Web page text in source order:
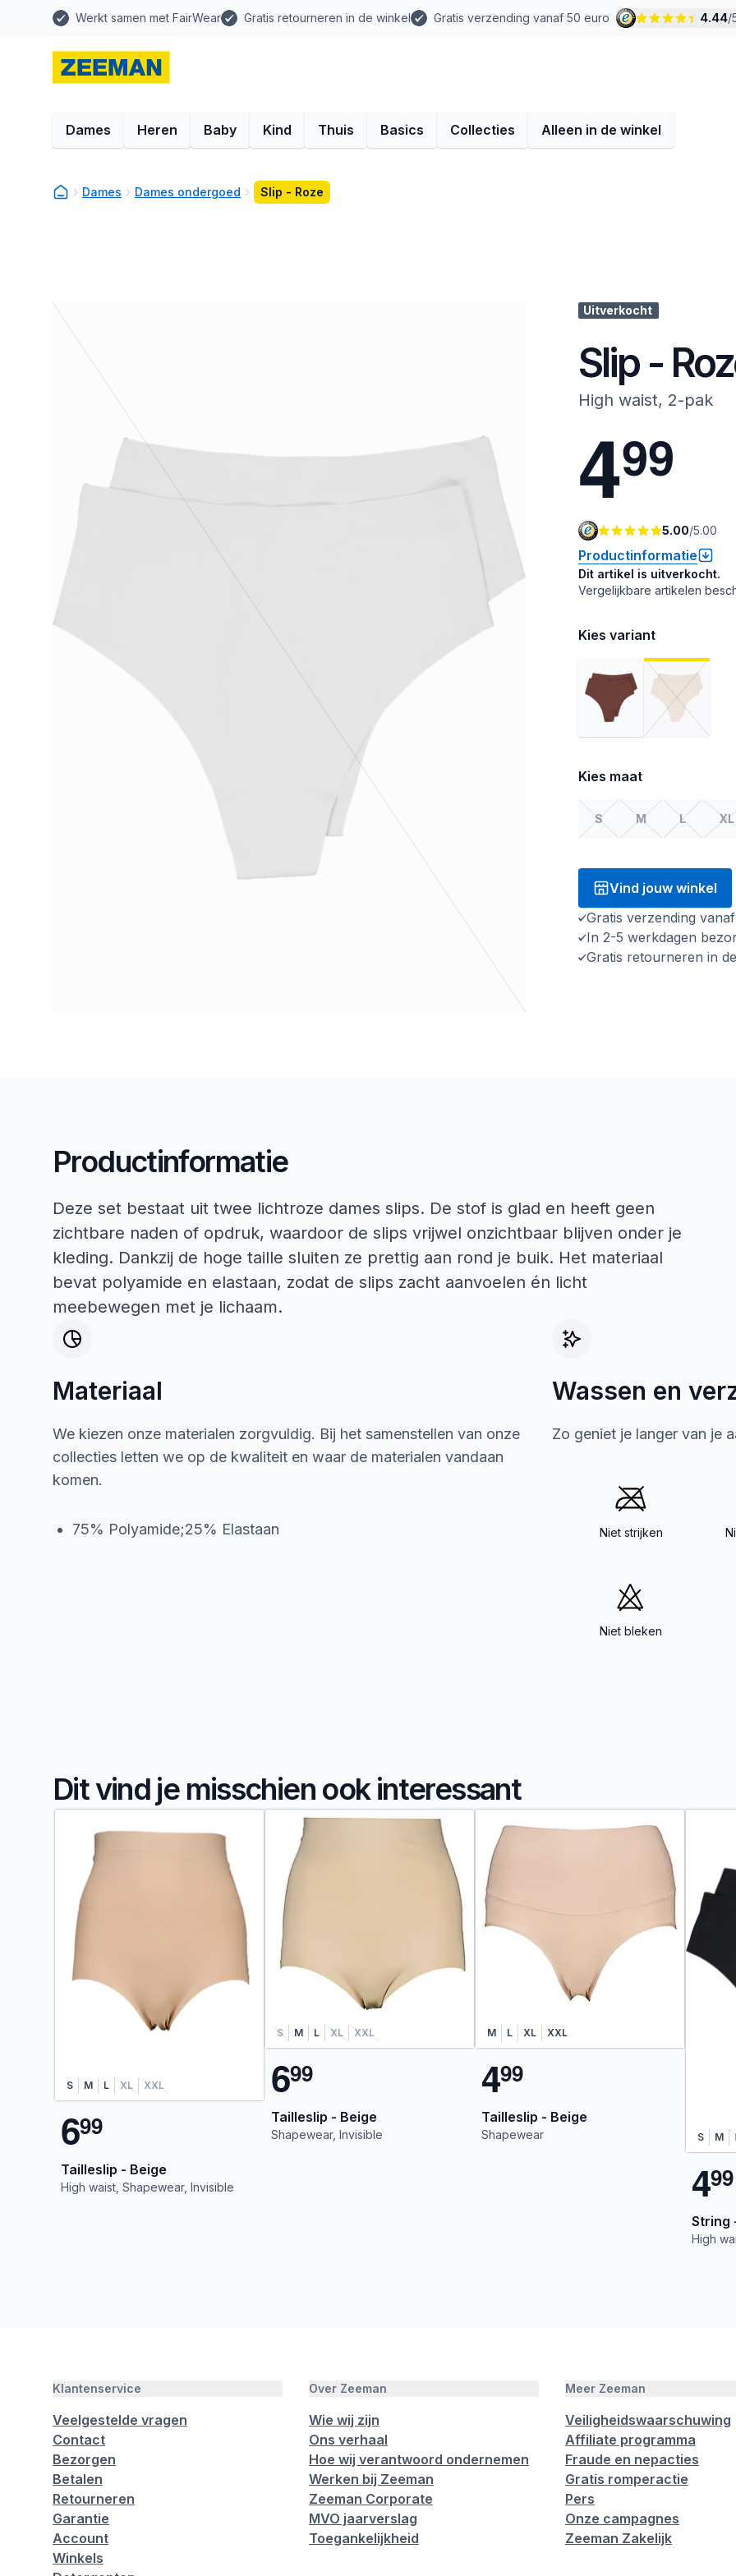
Werkt samen met FairWear Gratis retourneren in de winkel Gratis verzending vanaf 50 euro 4.44/
Dames Heren Baby Kind Thuis Basics Collecties Alleen in de winkel
Dames Dames ondergoed Slip - Roze
Uitverkocht
Slip -
High waist, 2-pak
499
5.00/5.00
Productinformatie
Dit artikel is uitverkocht.
Vergelijkbare artikelen
Kies variant
Kies maat
S M L XL
Vind jouw winkel
Gratis verzending
In 2-5 werkdagen
Gratis retourneren in
Productinformatie
Deze set bestaat uit twee lichtroze dames slips. De stof is glad en heeft geen
zichtbare naden of opdruk, waardoor de slips vrijwel onzichtbaar blijven onder je
kleding. Dankzij de hoge taille sluiten ze prettig aan rond je buik. Het materiaal
bevat polyamide en elastaan, zodat de slips zacht aanvoelen én licht
meebewegen met je lichaam.
Materiaal
We kiezen onze materialen zorgvuldig. Bij het samenstellen van onze
collecties letten we op de kwaliteit en waar de materialen vandaan
komen.
75% Polyamide;25% Elastaan
Wassen en
Zo geniet je langer van je
Niet strijken
Niet bleken
Dit vind je misschien ook interessant
S M L XL XXL
699
Tailleslip - Beige
High waist, Shapewear, Invisible
S M L XL XXL
699
Tailleslip - Beige
Shapewear, Invisible
M L XL XXL
499
Tailleslip - Beige
Shapewear S M
499
High
Klantenservice
Veelgestelde vragen
Contact
Bezorgen
Betalen
Retourneren
Garantie
Account
Winkels
Over Zeeman
Wie wij zijn
Ons verhaal
Hoe wij verantwoord ondernemen
Werken bij Zeeman
Zeeman Corporate
MVO jaarverslag
Toegankelijkheid
Meer Zeeman
Veiligheidswaarschuwing
Affiliate programma
Fraude en nepacties
Gratis romperactie
Pers
Onze campagnes
Zeeman Zakelijk